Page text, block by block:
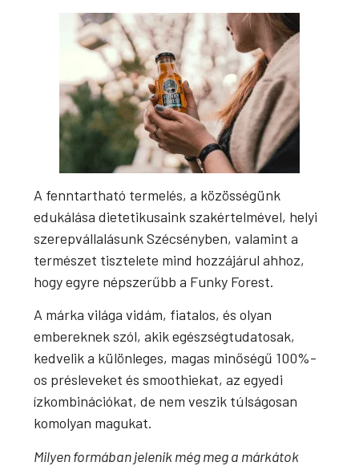
A fenntartható termelés, a közösségünk
edukálása dietetikusaink szakértelmével, helyi
szerepvállalásunk Szécsényben, valamint a
természet tisztelete mind hozzájárul ahhoz,
hogy egyre népszerűbb a Funky Forest.
A márka világa vidám, fiatalos, és olyan
embereknek szól, akik egészségtudatosak,
kedvelik a különleges, magas minőségű 100%-
os présleveket és smoothiekat, az egyedi
ízkombinációkat, de nem veszik túlságosan
komolyan magukat.
Milyen formában jelenik még meg a márkátok